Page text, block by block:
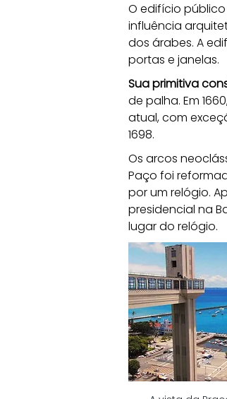
O edifício
influência
dos árabes. A
portas e janelas.
Sua primitiva
de palha. Em
atual, com
1698.
Os arcos
Paço foi
por um relógio.
presidencial na
lugar do relógio.